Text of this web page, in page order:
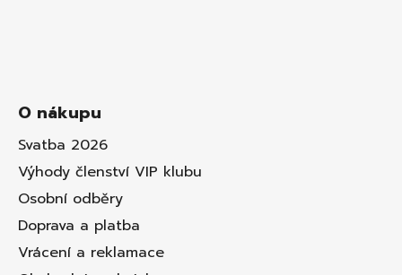
O nákupu
Svatba 2026
Výhody členství VIP klubu
Osobní odběry
Doprava a platba
Vrácení a reklamace